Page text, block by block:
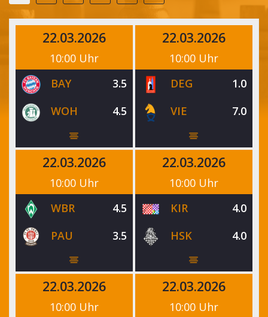
22.03.2026
10:00 Uhr
BAY
3.5
WOH
4.5
22.03.2026
10:00 Uhr
DEG
1.0
VIE
7.0
22.03.2026
10:00 Uhr
WBR
4.5
PAU
3.5
22.03.2026
10:00 Uhr
KIR
4.0
HSK
4.0
22.03.2026
10:00 Uhr
22.03.2026
10:00 Uhr